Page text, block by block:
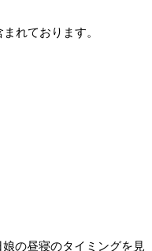
れております。
の昼寝のタイミングを見